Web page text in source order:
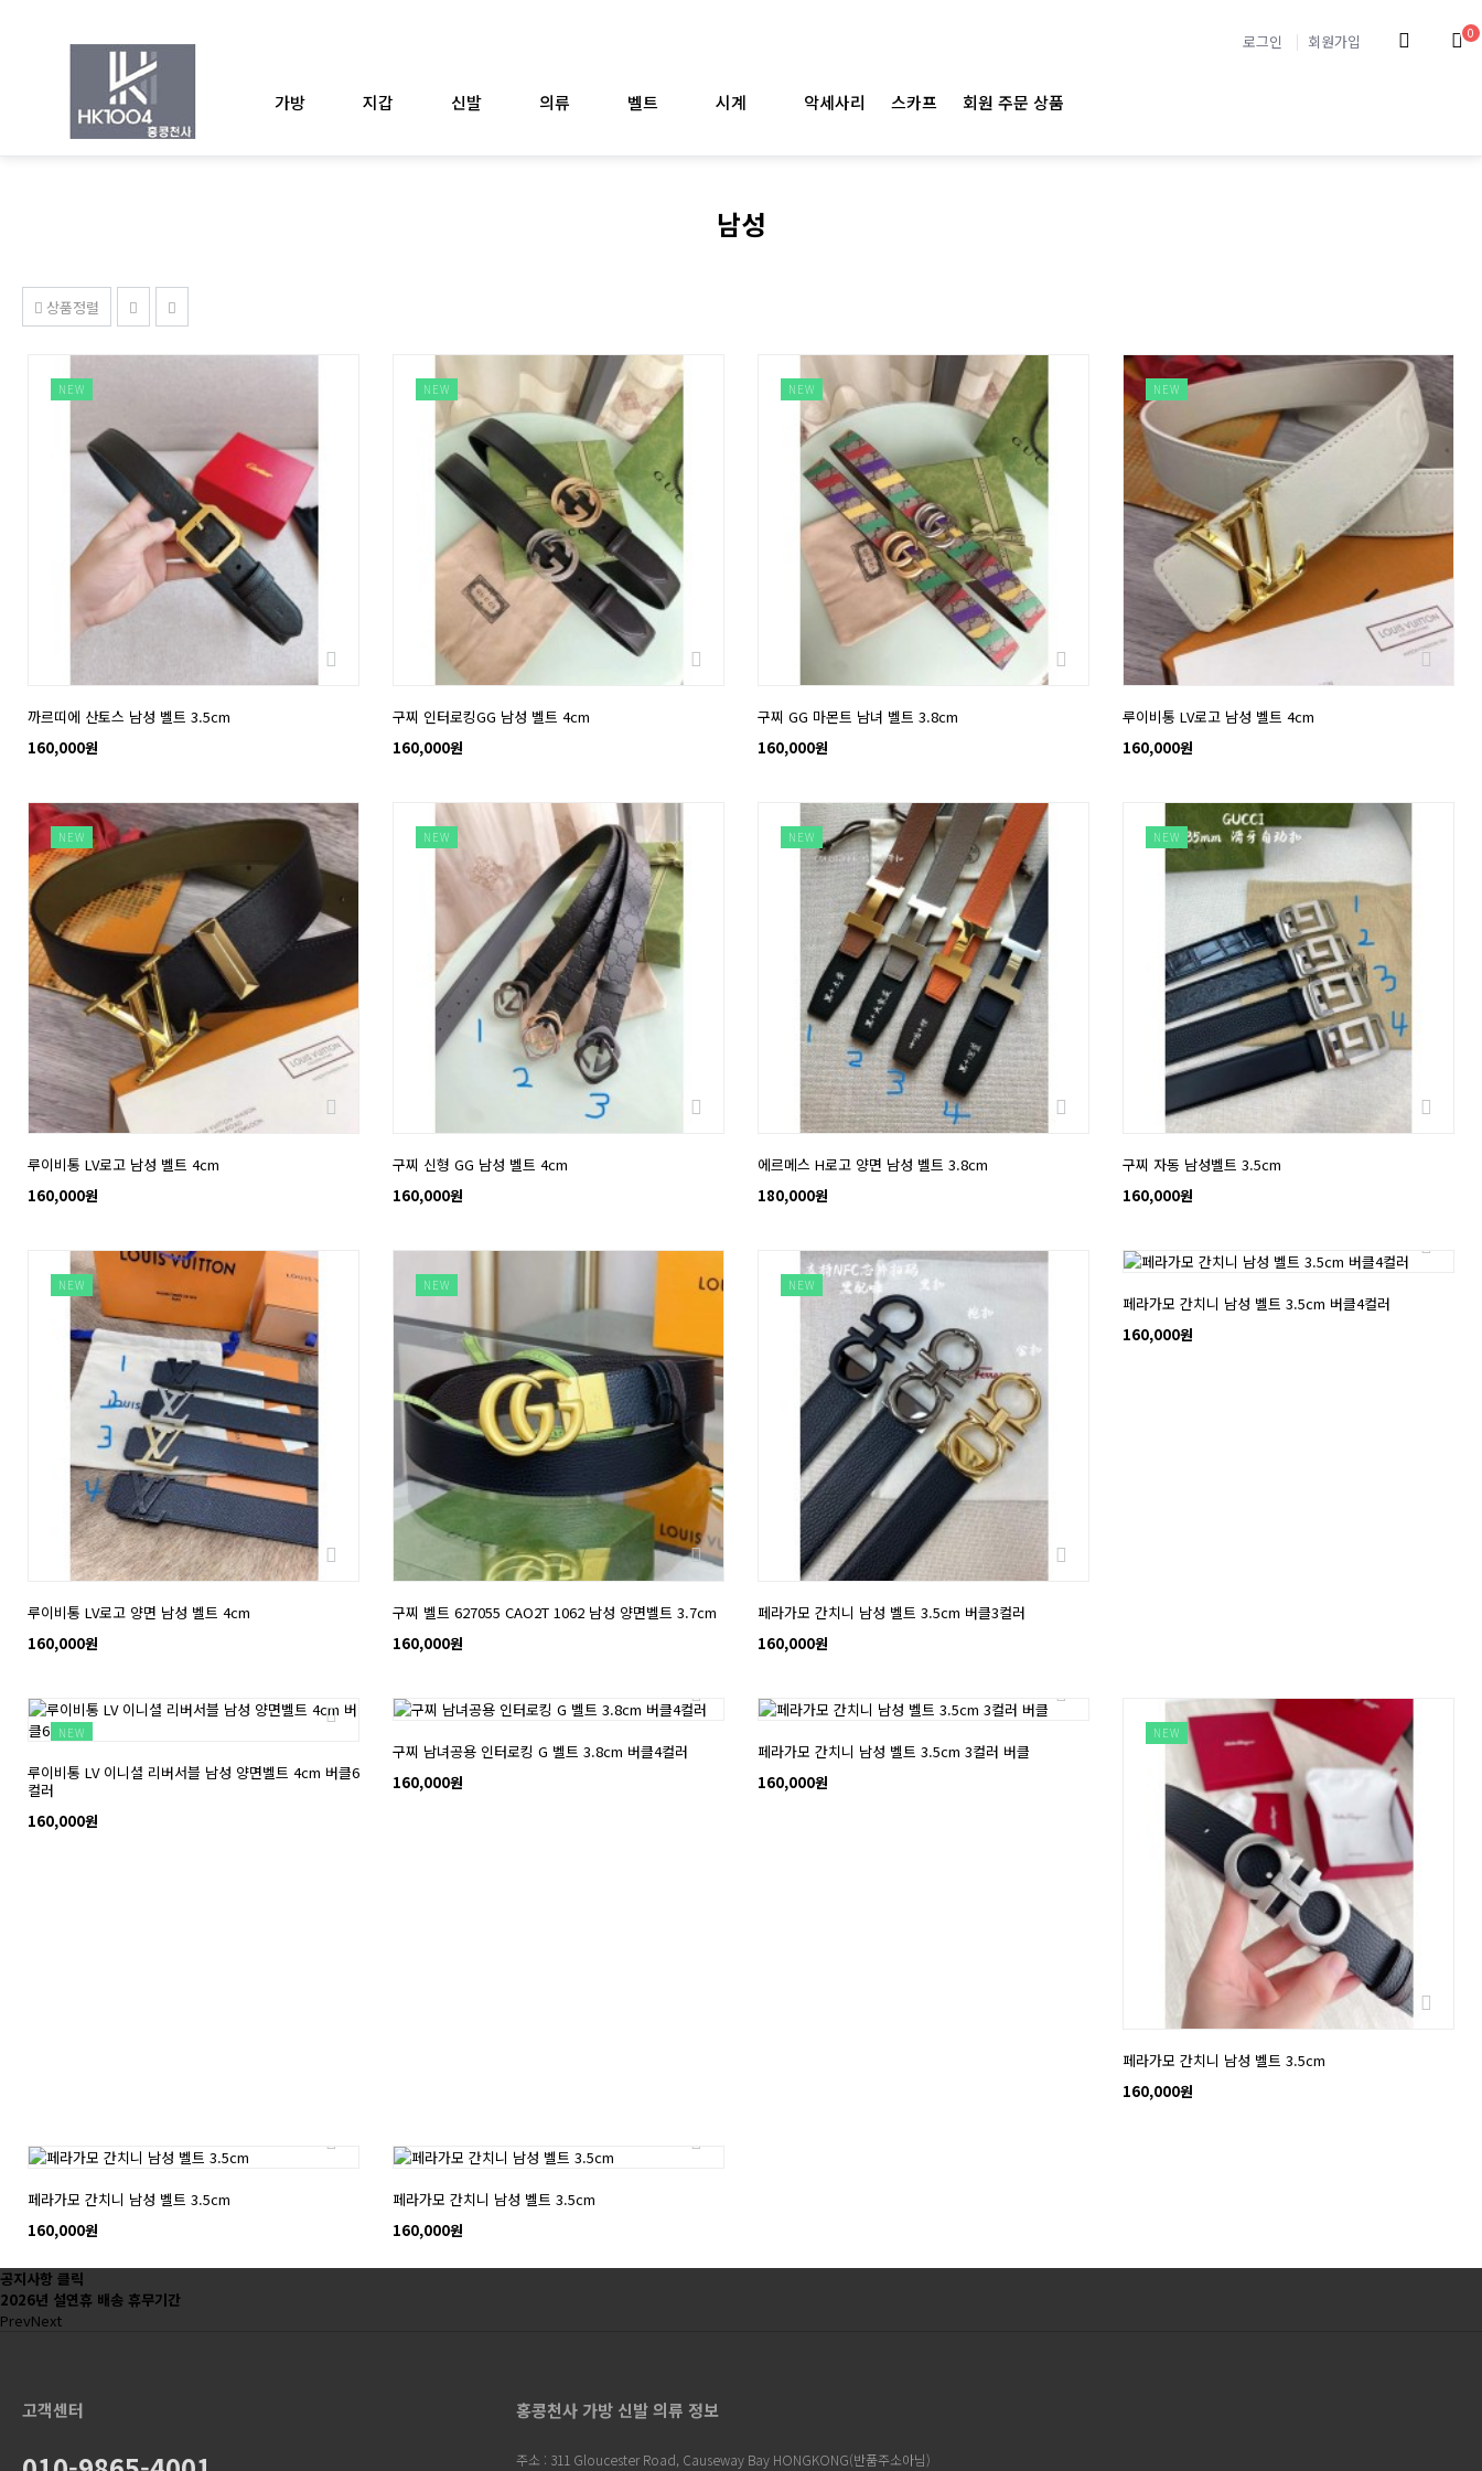
로그인 회원가입
가방 지갑 신발 의류 벨트 시계 악세사리 스카프 회원 주문 상품
0
남성
상품정렬
NEW
까르띠에 산토스 남성 벨트 3.5cm
160,000원
NEW
구찌 인터로킹GG 남성 벨트 4cm
160,000원
NEW
구찌 GG 마몬트 남녀 벨트 3.8cm
160,000원
NEW
루이비통 LV로고 남성 벨트 4cm
160,000원
NEW
루이비통 LV로고 남성 벨트 4cm
160,000원
NEW
구찌 신형 GG 남성 벨트 4cm
160,000원
NEW
에르메스 H로고 양면 남성 벨트 3.8cm
180,000원
NEW
구찌 자동 남성벨트 3.5cm
160,000원
NEW
루이비통 LV로고 양면 남성 벨트 4cm
160,000원
NEW
구찌 벨트 627055 CAO2T 1062 남성 양면벨트 3.7cm
160,000원
NEW
페라가모 간치니 남성 벨트 3.5cm 버클3컬러
160,000원
페라가모 간치니 남성 벨트 3.5cm 버클4컬러
160,000원
NEW
루이비통 LV 이니셜 리버서블 남성 양면벨트 4cm 버클6
컬러
160,000원
구찌 남녀공용 인터로킹 G 벨트 3.8cm 버클4컬러
160,000원
페라가모 간치니 남성 벨트 3.5cm 3컬러 버클
160,000원
NEW
페라가모 간치니 남성 벨트 3.5cm
160,000원
페라가모 간치니 남성 벨트 3.5cm
160,000원
페라가모 간치니 남성 벨트 3.5cm
160,000원
공지사항 클릭
2026년 설연휴 배송 휴무기간
PrevNext
고객센터 홍콩천사 가방 신발 의류 정보
주소 : 311 Gloucester Road, Causeway Bay HONGKONG(반품주소아님)